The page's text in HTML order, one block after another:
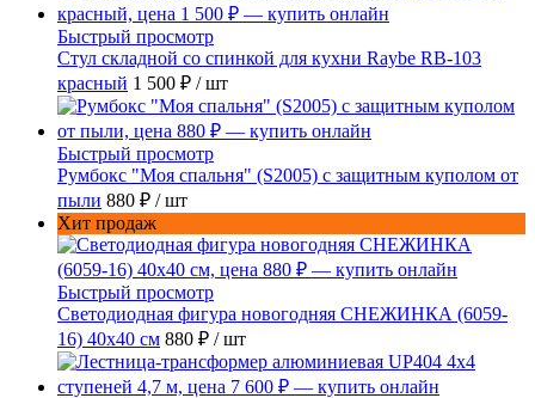
Быстрый просмотр
Стул складной со спинкой для кухни Raybe RB-103
красный 1 500 ₽ / шт
Быстрый просмотр
Румбокс "Моя спальня" (S2005) с защитным куполом от
пыли 880 ₽ / шт
Хит продаж
Быстрый просмотр
Светодиодная фигура новогодняя СНЕЖИНКА (6059-
16) 40х40 см 880 ₽ / шт